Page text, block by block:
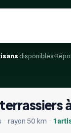
disponibles
· rayon 50 km · 1